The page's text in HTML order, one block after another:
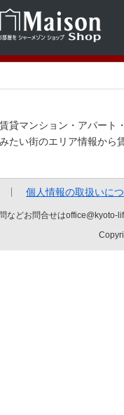
貸マンション・アパート
たい街のエリア情報から
個人情報の取扱いに
などお問合せは